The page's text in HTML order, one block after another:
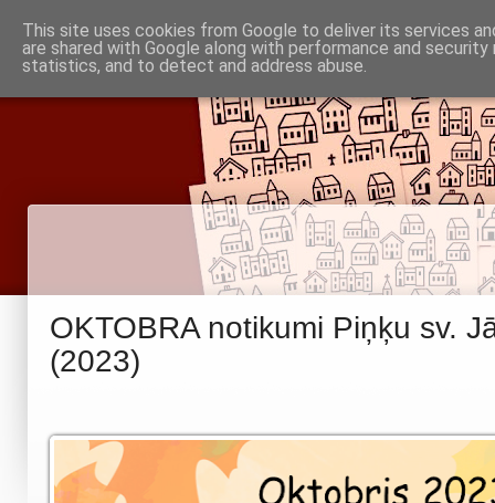
Piņķu draudze
Babītes un Jaunmārupes luterāņiem
Baznīca
Par mums
Noderīgi
Informācija
OKTOBRA notikumi Piņķu sv.
(2023)
This site uses cookies from Google to deliver its services
are shared with Google along with performance and
statistics, and to detect and address abuse.